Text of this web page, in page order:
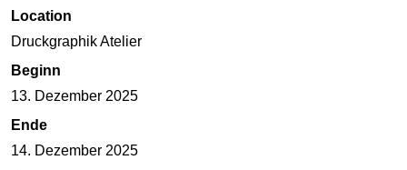
Location
Druckgraphik Atelier
Beginn
13. Dezember 2025
Ende
14. Dezember 2025